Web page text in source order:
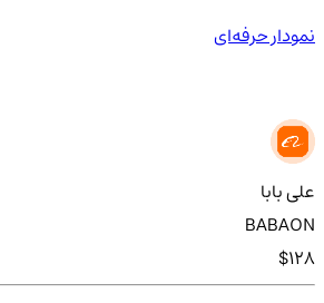
نمودار حرفه‌ای
علی بابا
BABAON
$128